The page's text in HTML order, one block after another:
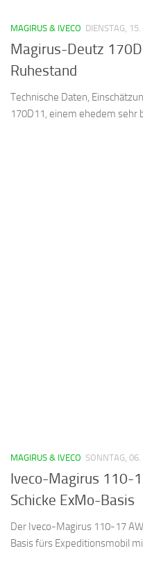
MAGIRUS & IVECO DIENSTAG,
Magirus-Deutz
Ruhestand
Technische Daten,
170D11, einem ehedem sehr
MAGIRUS & IVECO SONNTAG,
Iveco-Magirus 110-
Schicke ExMo-Basis
Der Iveco-Magirus 110-17
Basis fürs Expeditionsmobil